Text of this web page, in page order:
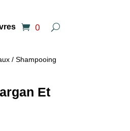
0
/ Shampooing
Et